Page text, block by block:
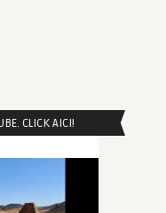
CLICK AICI!